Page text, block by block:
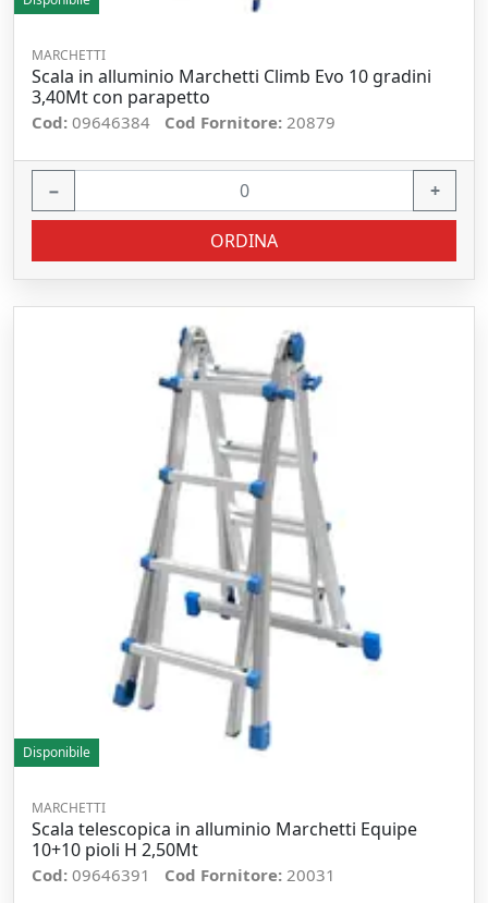
MARCHETTI
Scala in alluminio Marchetti Climb Evo 10 gradini
3,40Mt con parapetto
Cod: 09646384 Cod Fornitore: 20879
− +
ORDINA
Disponibile
MARCHETTI
Scala telescopica in alluminio Marchetti Equipe
10+10 pioli H 2,50Mt
Cod: 09646391 Cod Fornitore: 20031